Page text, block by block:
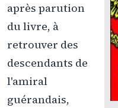
après parution
du livre, à
retrouver des
descendants de
l'amiral
guérandais,